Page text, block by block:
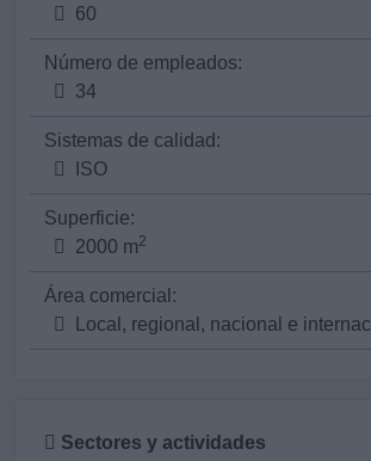
60
Número de empleados:
34
Sistemas de calidad:
ISO
Superficie:
2000 m2
Área comercial:
Local, regional, nacional e
Sectores y actividades